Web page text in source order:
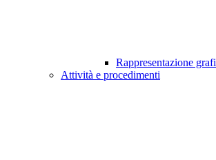
Rappresentazione
Attività e procedimenti